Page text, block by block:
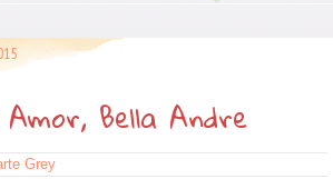
Bella Andre
Grey